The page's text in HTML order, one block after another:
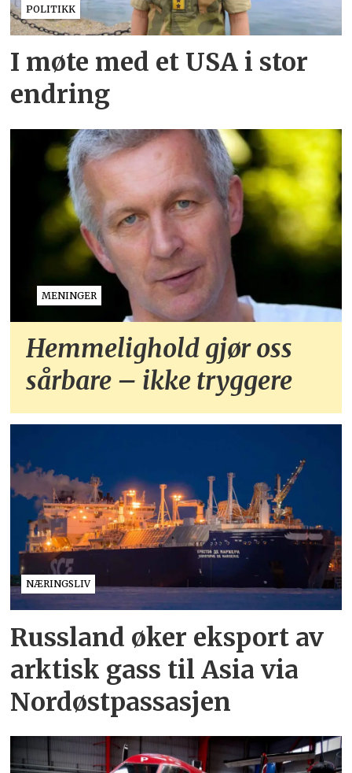
POLITIKK
I møte med et USA i stor
endring
MENINGER
Hemmelighold gjør oss
sårbare – ikke tryggere
NÆRINGSLIV
Russland øker eksport av
arktisk gass til Asia via
Nordøstpassasjen